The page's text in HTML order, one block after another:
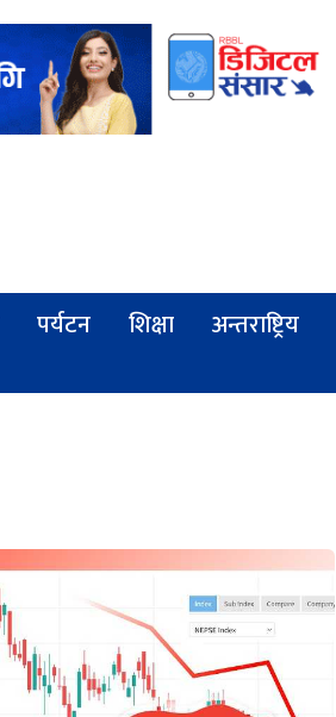
पर्यटन शिक्षा अन्तराष्ट्रिय